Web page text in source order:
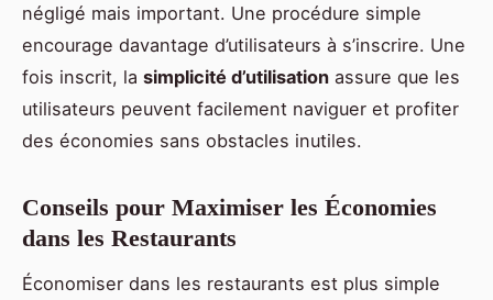
négligé mais important. Une procédure simple
encourage davantage d’utilisateurs à s’inscrire. Une
fois inscrit, la simplicité d’utilisation assure que les
utilisateurs peuvent facilement naviguer et profiter
des économies sans obstacles inutiles.
Conseils pour Maximiser les Économies
dans les Restaurants
Économiser dans les restaurants est plus simple